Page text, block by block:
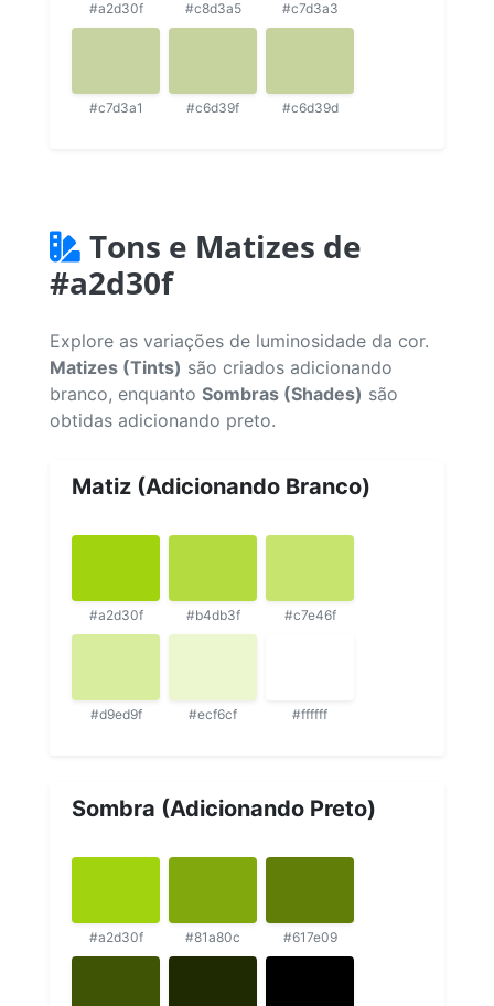
#a2d30f #c8d3a5 #c7d3a3
#c7d3a1 #c6d39f #c6d39d
Tons e Matizes de
#a2d30f
Explore as variações de luminosidade da cor.
Matizes (Tints) são criados adicionando
branco, enquanto Sombras (Shades) são
obtidas adicionando preto.
Matiz (Adicionando Branco)
#a2d30f #b4db3f #c7e46f
#d9ed9f #ecf6cf #ffffff
Sombra (Adicionando Preto)
#a2d30f #81a80c #617e09